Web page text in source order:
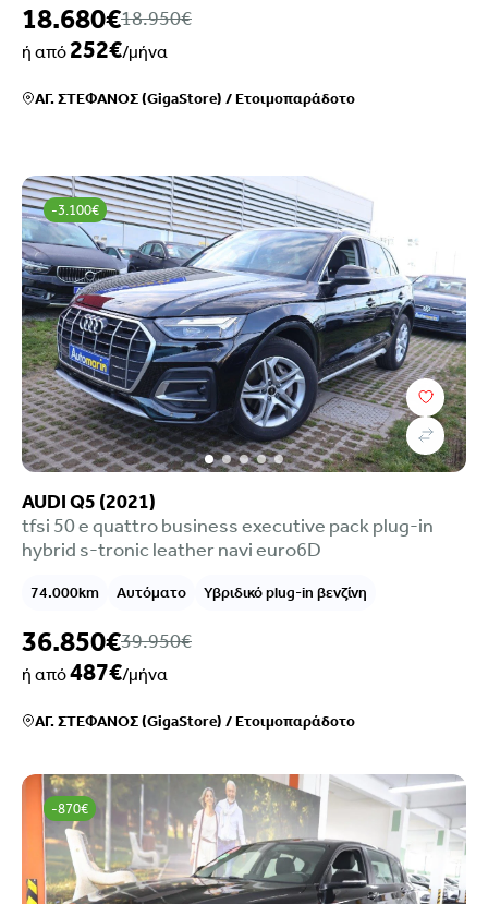
18.680€18.950€
ή από252€/μήνα
ΑΓ. ΣΤΕΦΑΝΟΣ (GigaStore) /Ετοιμοπαράδοτο
-3.100€
AUDI Q5 (2021)
tfsi 50 e quattro business executive pack plug-in
hybrid s-tronic leather navi euro6D
74.000km Αυτόματο Υβριδικό plug-in βενζίνη
36.850€39.950€
ή από487€/μήνα
ΑΓ. ΣΤΕΦΑΝΟΣ (GigaStore) /Ετοιμοπαράδοτο
-870€